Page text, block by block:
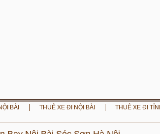
BÀI THUÊ XE ĐI NỘI BÀI THUÊ XE ĐI